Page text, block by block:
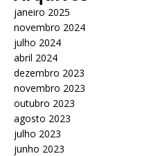
janeiro 2025
novembro 2024
julho 2024
abril 2024
dezembro 2023
novembro 2023
outubro 2023
agosto 2023
julho 2023
junho 2023